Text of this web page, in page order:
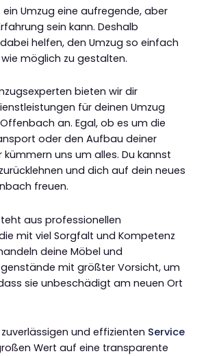
ein Umzug eine aufregende, aber
sein kann. Deshalb
helfen, den Umzug so einfach
möglich zu gestalten.
bieten wir dir
für deinen Umzug
an. Egal, ob es um die
oder den Aufbau deiner
uns um alles. Du kannst
und dich auf dein neues
freuen.
aus professionellen
mit viel Sorgfalt und Kompetenz
deine Möbel und
mit größter Vorsicht, um
sie unbeschädigt am neuen Ort
und effizienten Service
Wert auf eine transparente